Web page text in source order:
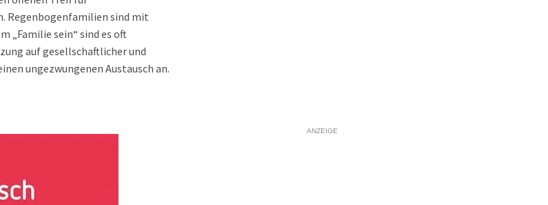
Regenbogenfamilien sind mit
„Familie sein“ sind es oft
auf gesellschaftlicher und
ungezwungenen Austausch an.
ANZEIGE